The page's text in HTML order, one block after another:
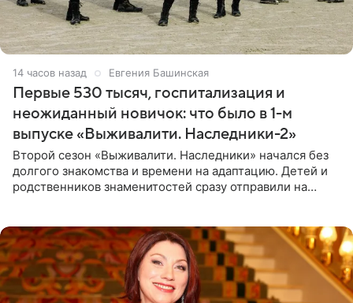
14 часов назад Евгения Башинская
Первые 530 тысяч, госпитализация и
неожиданный новичок: что было в 1-м
выпуске «Выживалити. Наследники-2»
Второй сезон «Выживалити. Наследники» начался без
долгого знакомства и времени на адаптацию. Детей и
родственников знаменитостей сразу отправили на